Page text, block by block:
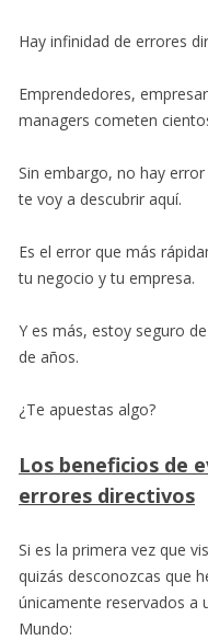
Hay infinidad de errores
Emprendedores,
managers cometen
Sin embargo, no hay
te voy a descubrir aquí.
Es el error que más
tu negocio y tu empresa.
Y es más, estoy seguro
de años.
¿Te apuestas algo?
Los beneficios de
errores directivos
Si es la primera vez que
quizás desconozcas que
únicamente reservados a
Mundo: